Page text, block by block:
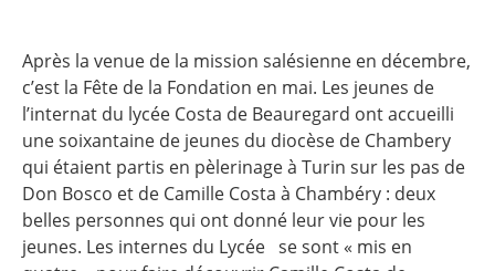
Après la venue de la mission salésienne en décembre,
c’est la Fête de la Fondation en mai. Les jeunes de
l’internat du lycée Costa de Beauregard ont accueilli
une soixantaine de jeunes du diocèse de Chambery
qui étaient partis en pèlerinage à Turin sur les pas de
Don Bosco et de Camille Costa à Chambéry : deux
belles personnes qui ont donné leur vie pour les
jeunes. Les internes du Lycée se sont « mis en